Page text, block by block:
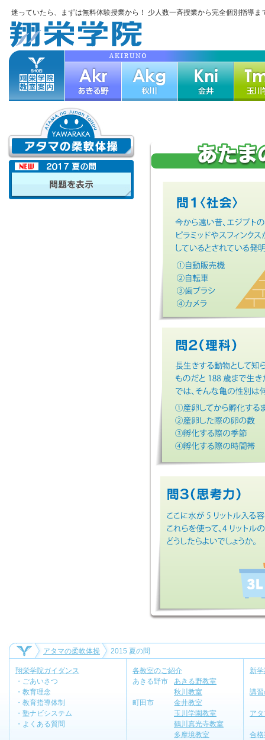
迷っていたら、まずは無料体験授業から！ 少人数一斉授業から完全個別指導
アタマの柔軟体操 2015 夏の問
翔栄学院ガイダンス
・ごあいさつ
・教育理念
・教育指導体制
・塾ナビシステム
・よくある質問
各教室のご紹介
あきる野市
町田市
あきる野教室
秋川教室
金井教室
玉川学園教室
鶴川真光寺教室
多摩境教室
新
講
ア
合